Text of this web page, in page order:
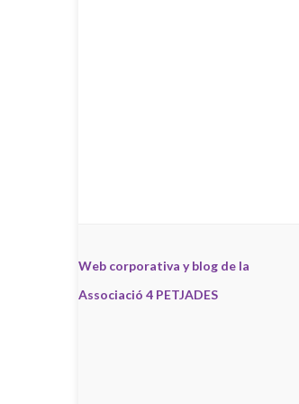
Web corporativa y blog de la
Associació 4 PETJADES